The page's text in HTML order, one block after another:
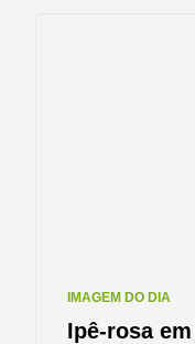
IMAGEM DO DIA
Ipê-rosa